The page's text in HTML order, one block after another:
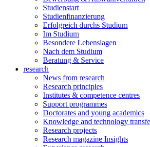
Studienstart
Studienfinanzierung
Erfolgreich durchs Studium
Im Studium
Besondere Lebenslagen
Nach dem Studium
Beratung & Service
research
News from research
Research principles
Institutes & competence centres
Support programmes
Doctorates and young academics
Knowledge and technology
Research projects
Research magazine Insights